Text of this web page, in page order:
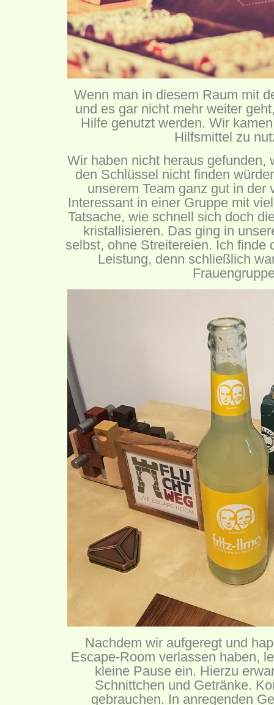
Wenn man in diesem Raum mit
und es gar nicht mehr weiter
Hilfe genutzt werden. Wir
Hilfsmittel zu
Wir haben nicht heraus gefunden,
den Schlüssel nicht finden
unserem Team ganz gut in der
Interessant in einer Gruppe mit
Tatsache, wie schnell sich doch
kristallisieren. Das ging in
selbst, ohne Streitereien. Ich finde
Leistung, denn schließlich
Nachdem wir aufgeregt und
Escape-Room verlassen haben,
kleine Pause ein. Hierzu
Schnittchen und Getränke.
gebrauchen. In anregenden